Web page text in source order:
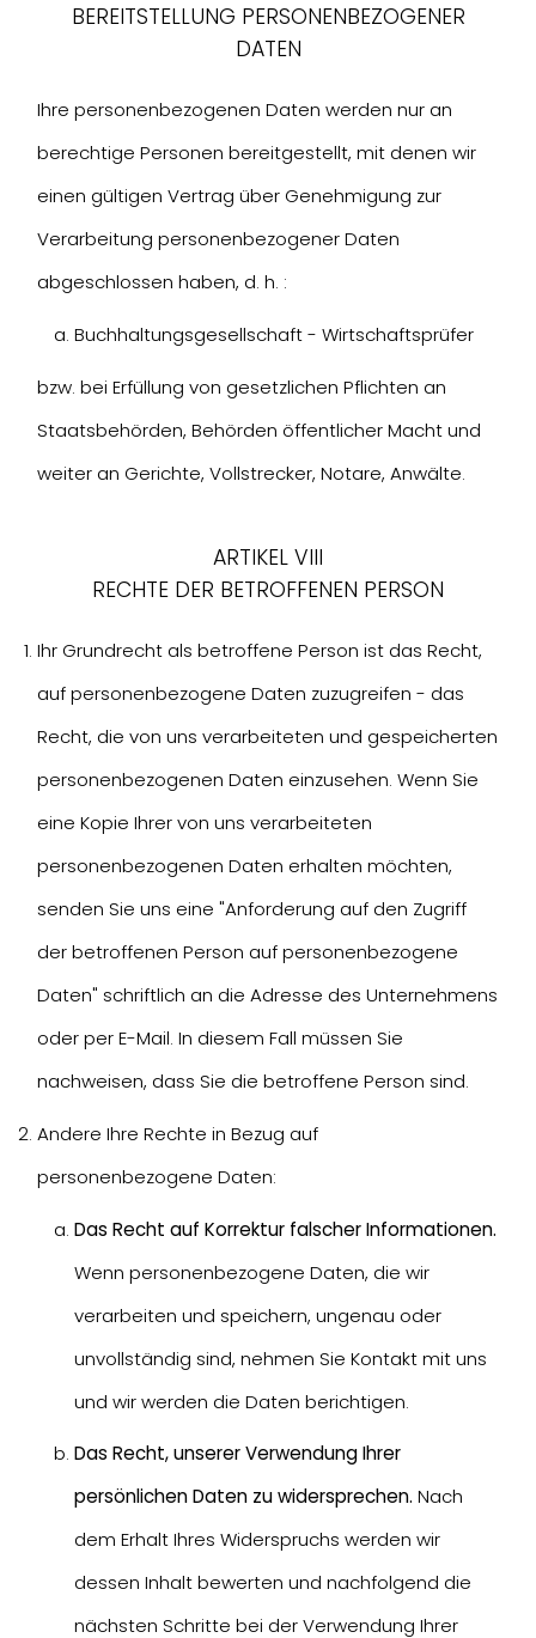
BEREITSTELLUNG PERSONENBEZOGENER
DATEN
Ihre personenbezogenen Daten werden nur an
berechtige Personen bereitgestellt, mit denen wir
einen gültigen Vertrag über Genehmigung zur
Verarbeitung personenbezogener Daten
abgeschlossen haben, d. h. :
Buchhaltungsgesellschaft - Wirtschaftsprüfer
bzw. bei Erfüllung von gesetzlichen Pflichten an
Staatsbehörden, Behörden öffentlicher Macht und
weiter an Gerichte, Vollstrecker, Notare, Anwälte.
ARTIKEL VIII
RECHTE DER BETROFFENEN PERSON
Ihr Grundrecht als betroffene Person ist das Recht,
auf personenbezogene Daten zuzugreifen - das
Recht, die von uns verarbeiteten und gespeicherten
personenbezogenen Daten einzusehen. Wenn Sie
eine Kopie Ihrer von uns verarbeiteten
personenbezogenen Daten erhalten möchten,
senden Sie uns eine "Anforderung auf den Zugriff
der betroffenen Person auf personenbezogene
Daten" schriftlich an die Adresse des Unternehmens
oder per E-Mail. In diesem Fall müssen Sie
nachweisen, dass Sie die betroffene Person sind.
Andere Ihre Rechte in Bezug auf
personenbezogene Daten:
Das Recht auf Korrektur falscher Informationen.
Wenn personenbezogene Daten, die wir
verarbeiten und speichern, ungenau oder
unvollständig sind, nehmen Sie Kontakt mit uns
und wir werden die Daten berichtigen.
Das Recht, unserer Verwendung Ihrer
persönlichen Daten zu widersprechen.Nach
dem Erhalt Ihres Widerspruchs werden wir
dessen Inhalt bewerten und nachfolgend die
nächsten Schritte bei der Verwendung Ihrer